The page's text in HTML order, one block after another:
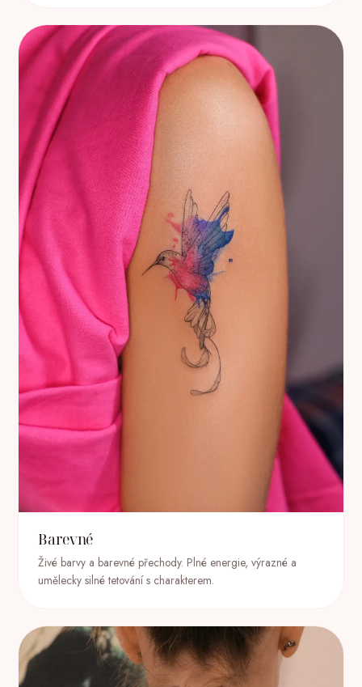
Barevné
Živé barvy a barevné přechody. Plné energie, výrazné a
umělecky silné tetování s charakterem.